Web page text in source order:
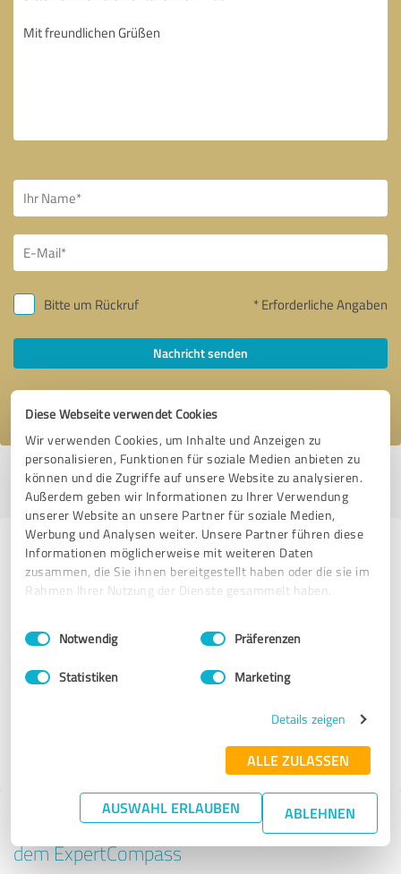
Diese Webseite verwendet Cookies
Wir verwenden Cookies, um Inhalte und Anzeigen zu
personalisieren, Funktionen für soziale Medien anbieten zu
können und die Zugriffe auf unsere Website zu analysieren.
Außerdem geben wir Informationen zu Ihrer Verwendung
unserer Website an unsere Partner für soziale Medien,
Werbung und Analysen weiter. Unsere Partner führen diese
Informationen möglicherweise mit weiteren Daten
zusammen, die Sie ihnen bereitgestellt haben oder die sie im
Rahmen Ihrer Nutzung der Dienste gesammelt haben.
Impressum Datenschutzbestimmungen
Einwilligungsauswahl
Notwendig Präferenzen
Statistiken Marketing
Details zeigen
ALLE ZULASSEN
AUSWAHL ERLAUBEN ABLEHNEN
Bitte um Rückruf * Erforderliche Angaben
Nachricht senden
Ich stimme den
Profil aktiv seit 12.12.2016 |Letzte Aktualisierung: 12.01.2017|Profil
melden
Erfahrungen zu weiteren
Anbietern aus dem Bereich E-
Die Bewerbungsschreiber
Tipp: Die passenden Experten finden - mit
dem ExpertCompass